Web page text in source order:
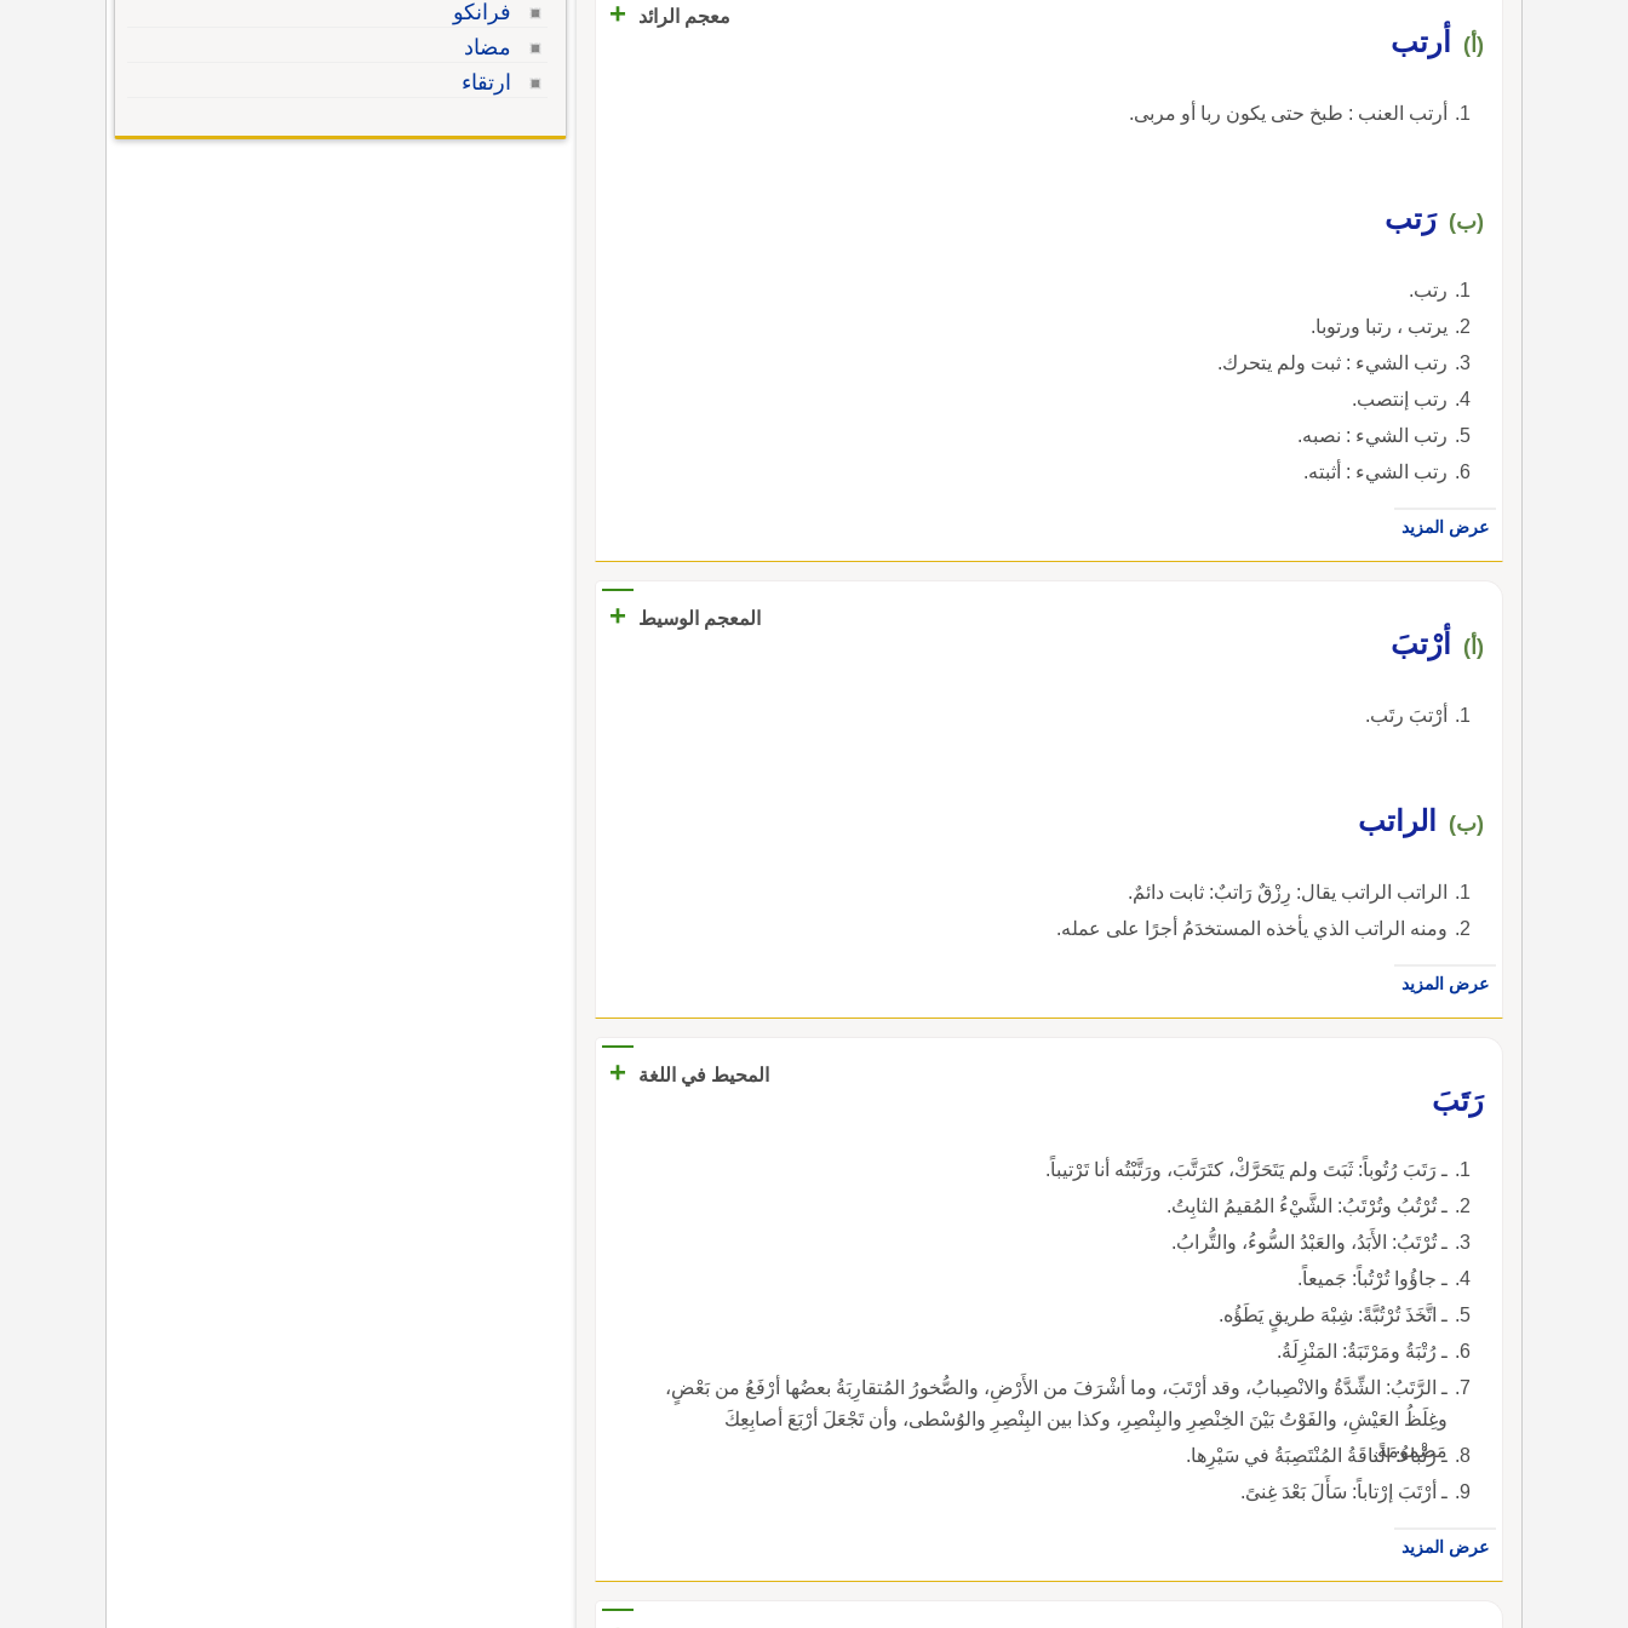
معجم الرائد +
(أ) أرتب
أرتب العنب : طبخ حتى يكون ربا أو مربى.
(ب) رَتب
رتب.
يرتب ، رتبا ورتوبا.
رتب الشيء : ثبت ولم يتحرك.
رتب إنتصب.
رتب الشيء : نصبه.
رتب الشيء : أثبته.
عرض المزيد
المعجم الوسيط +
(أ) أرْتبَ
أرْتبَ رتَب.
(ب) الراتب
الراتب الراتب يقال: رِزْقٌ رَاتبٌ: ثابت دائمٌ.
ومنه الراتب الذي يأخذه المستخدَمُ أجرًا على عمله.
عرض المزيد
المحيط في اللغة
+
رَتَبَ
ـ رَتَبَ رُتُوباً: ثَبَتَ ولم يَتَحَرَّكْ، كتَرَتَّبَ، ورَتَّبْتُه أنا تَرْتيباً.
ـ تُرْتُبُ وتُرْتَبُ: الشَّيْءُ المُقيمُ الثابِتُ.
ـ تُرْتَبُ: الأَبَدُ، والعَبْدُ السُّوءُ، والتُّرابُ.
ـ جاؤُوا تُرْتُباً: جَميعاً.
ـ اتَّخَذَ تُرْتُبَّةً: شِبْهَ طريقٍ يَطَؤُه.
ـ رُتْبَةُ ومَرْتَبَةُ: المَنْزِلَةُ.
ـ الرَّتَبُ: الشِّدَّةُ والانْصِبابُ، وقد أرْتَبَ، وما أشْرَفَ من الأَرْضِ، والصُّخورُ المُتقارِبَةُ بعضُها أرْفَعُ من بَعْضٍ،
وغِلَظُ العَيْشِ، والفَوْتُ بَيْنَ الخِنْصِرِ والبِنْصِرِ، وكذا بين البِنْصِرِ والوُسْطى، وأن تَجْعَلَ أرْبَعَ أصابِعِكَ
مَضْمومَةً.
ـ رَتْباءُ: الناقَةُ المُنْتَصِبَةُ في سَيْرِها.
ـ أرْتَبَ إرْتاباً: سَأَلَ بَعْدَ غِنىً.
عرض المزيد
فرانكو
مضاد
ارتقاء